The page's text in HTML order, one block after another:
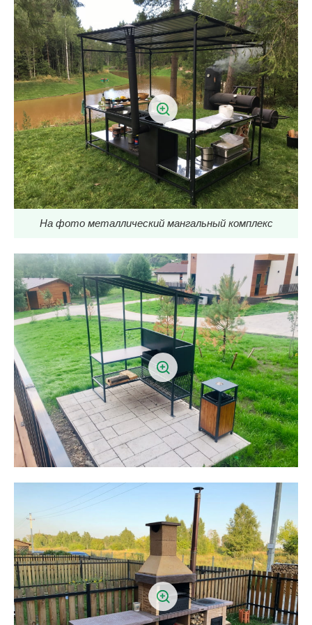
На фото металлический мангальный комплекс